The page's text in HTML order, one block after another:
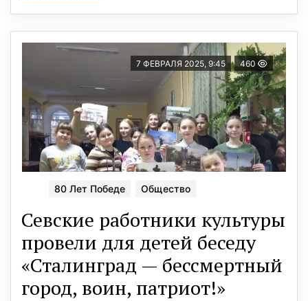
7 ФЕВРАЛЯ 2025, 9:45 460
80 Лет Победе Общество
Севские работники культуры
провели для детей беседу
«Сталинград — бессмертный
город, воин, патриот!»